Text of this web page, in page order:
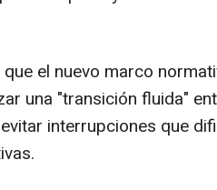
el nuevo marco
una "transición fluida"
interrupciones que